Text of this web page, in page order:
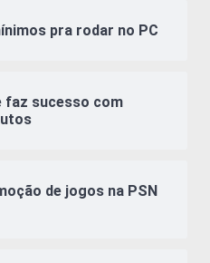
pra rodar no PC
faz sucesso com
de jogos na PSN